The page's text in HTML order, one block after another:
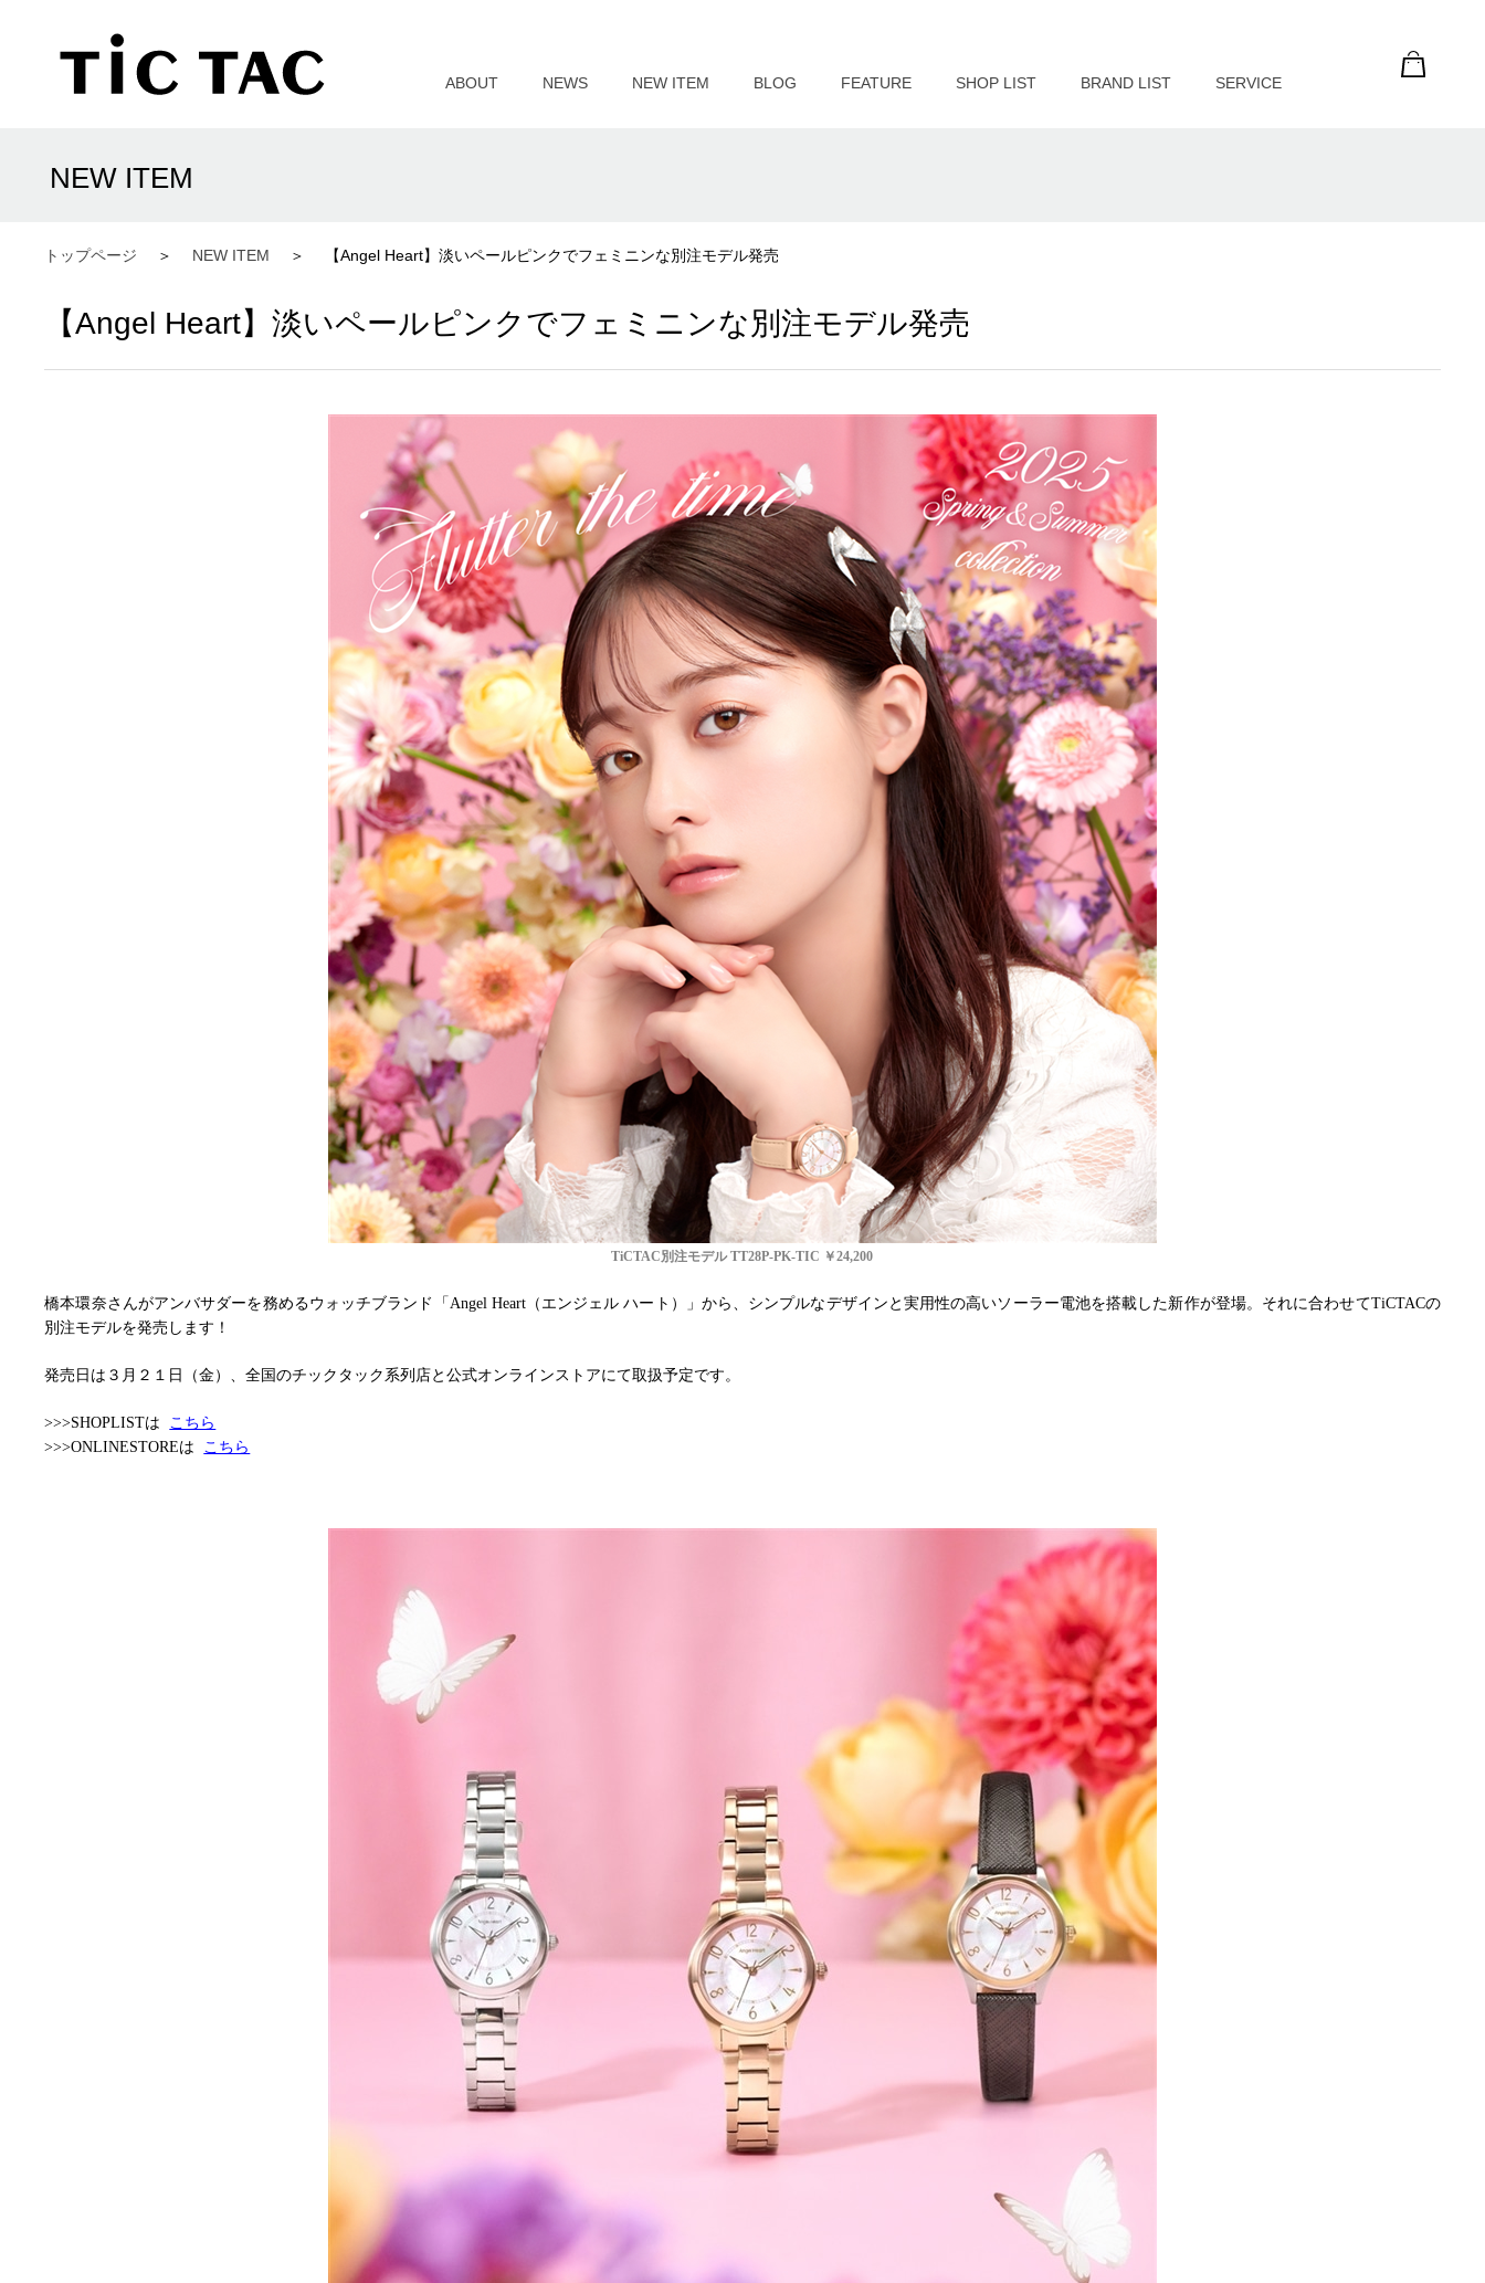
ABOUT NEWS NEW ITEM BLOG FEATURE SHOP LIST BRAND LIST SERVICE
NEW ITEM
トップページ NEW ITEM 【Angel Heart】淡いペールピンクでフェミニンな別注モデル発売
【Angel Heart】淡いペールピンクでフェミニンな別注モデル発売
TiCTAC別注モデル TT28P-PK-TIC ￥24,200
橋本環奈さんがアンバサダーを務めるウォッチブランド「Angel Heart（エンジェル ハート）」から、 シンプルなデザインと実用性の高いソーラー電池を搭載した新作が登場。それに合わせてTiCTACの
別注モデルを発売します！
発売日は３月２１日（金）、全国のチックタック系列店と公式オンラインストアにて取扱予定です。
>>>SHOPLISTは
こちら
>>>ONLINESTOREは こちら